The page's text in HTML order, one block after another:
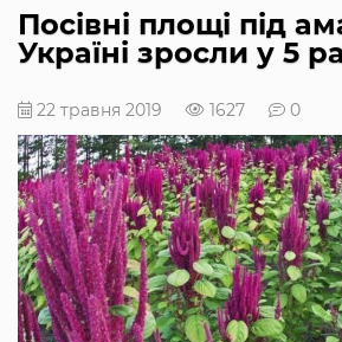
Посівні площі під
Україні зросли у 5
22 травня 2019 1627 0